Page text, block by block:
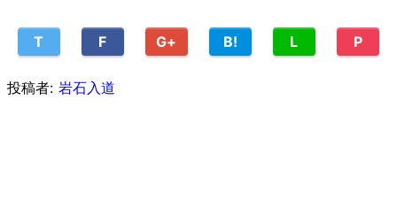
T F G+ B! L P
投稿者: 岩石入道